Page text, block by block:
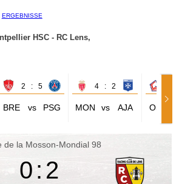
ERGEBNISSE
HSC - RC Lens,
2 : 5
BRE vs PSG
4 : 2
MON vs AJA OSC
de la Mosson-Mondial 98
0:2